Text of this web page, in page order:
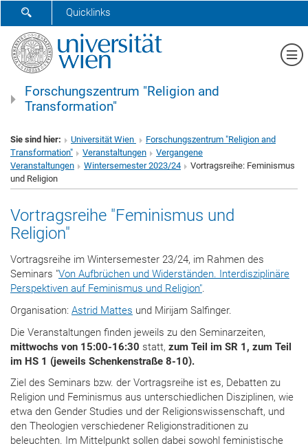
SUCHFORMULAR ÖFFNEN
Quicklinks
Forschungszentrum "Religion and
Transformation"
Sie sind hier: Universität Wien
Forschungszentrum "Religion and
Transformation"
Veranstaltungen
Vergangene
Veranstaltungen
Wintersemester 2023/24
Vortragsreihe: Feminismus
und Religion
Vortragsreihe "Feminismus und
Religion"
Vortragsreihe im Wintersemester 23/24, im Rahmen des
Seminars "Von Aufbrüchen und Widerständen. Interdisziplinäre
Perspektiven auf Feminismus und Religion".
Organisation: Astrid Mattes und Mirijam Salfinger.
Die Veranstaltungen finden jeweils zu den Seminarzeiten,
mittwochs von 15:00-16:30 statt, zum Teil im SR 1, zum Teil
im HS 1 (jeweils Schenkenstraße 8-10).
Ziel des Seminars bzw. der Vortragsreihe ist es, Debatten zu
Religion und Feminismus aus unterschiedlichen Disziplinen, wie
etwa den Gender Studies und der Religionswissenschaft, und
den Theologien verschiedener Religionstraditionen zu
beleuchten. Im Mittelpunkt sollen dabei sowohl feministische